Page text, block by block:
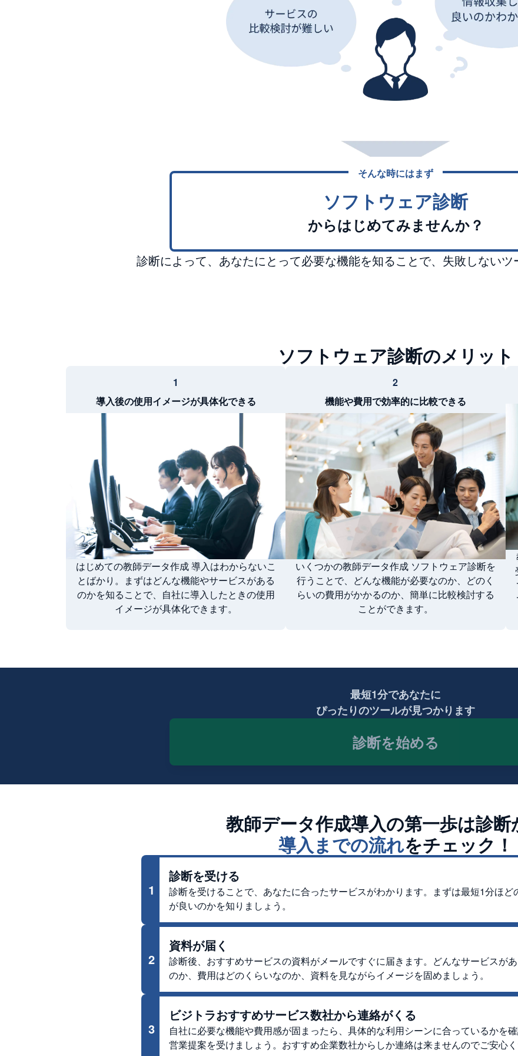
そんな時にはまず
ソフトウェア診断
からはじめてみませんか？
診断によって、あなたにとって必要な機能を知ることで、失敗しないツ
ソフトウェア診断のメリット
1
導入後の使用イメージが具体化できる
はじめての教師データ作成 導入はわからないこ
とばかり。まずはどんな機能やサービスがある
のかを知ることで、自社に導入したときの使用
イメージが具体化できます。
2
機能や費用で効率的に比較できる
いくつかの教師データ作成 ソフトウェア診断を
行うことで、どんな機能が必要なのか、どのく
らいの費用がかかるのか、簡単に比較検討する
ことができます。
最短1分であなたに
ぴったりのツールが見つかります
診断を始める
教師データ作成導入の第一歩は診断
導入までの流れをチェック！
1
診断を受ける
診断を受けることで、あなたに合ったサービスがわかります。まずは最短1分ほど
が良いのかを知りましょう。
2
資料が届く
診断後、おすすめサービスの資料がメールですぐに届きます。どんなサービスが
のか、費用はどのくらいなのか、資料を見ながらイメージを固めましょう。
3
ビジトラおすすめサービス数社から連絡がくる
自社に必要な機能や費用感が固まったら、具体的な利用シーンに合っているかを
営業提案を受けましょう。おすすめ企業数社からしか連絡は来ませんのでご安心く